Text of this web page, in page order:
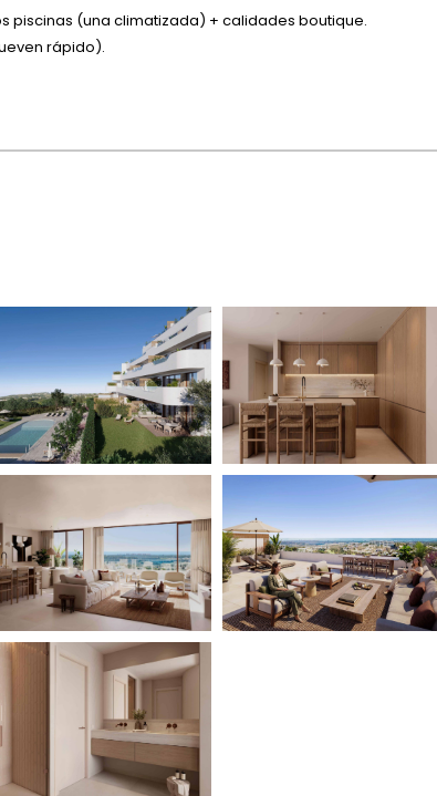
piscinas (una climatizada) + calidades boutique.
rápido).